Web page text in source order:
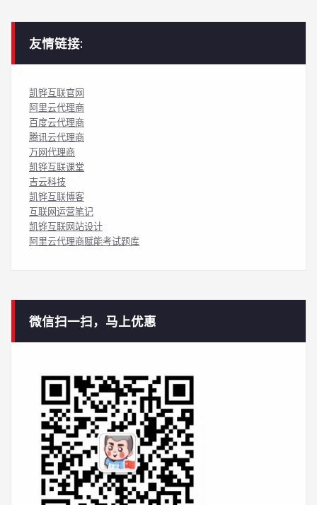
友情链接:
凯铧互联官网
阿里云代理商
百度云代理商
腾讯云代理商
万网代理商
凯铧互联课堂
吉云科技
凯铧互联博客
互联网运营笔记
凯铧互联网站设计
阿里云代理商赋能考试题库
微信扫一扫，马上优惠